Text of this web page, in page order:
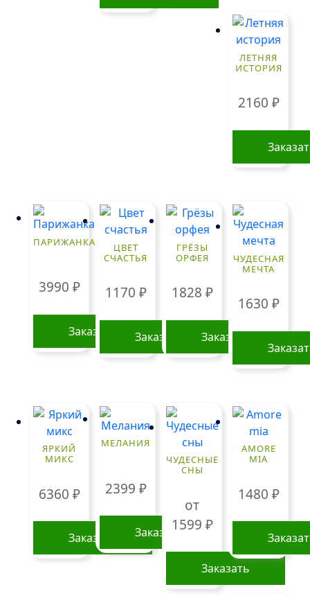
ЛЕТНЯЯ
ИСТОРИЯ
2160 ₽
ПАРИЖАНКА
3990 ₽
Заказать
ЦВЕТ
СЧАСТЬЯ
1170 ₽
Заказать
ГРЁЗЫ
ОРФЕЯ
1828 ₽
Заказать
ЧУДЕСНАЯ
МЕЧТА
1630 ₽
ЯРКИЙ
МИКС
6360 ₽
Заказать
МЕЛАНИЯ
2399 ₽
Заказать
ЧУДЕСНЫЕ
СНЫ
от
1599 ₽
Заказать
AMORE
MIA
1480 ₽